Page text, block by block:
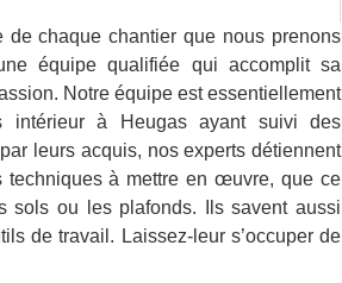
de chaque chantier que nous prenons
équipe qualifiée qui accomplit sa
Notre équipe est essentiellement
intérieur à Heugas ayant suivi des
leurs acquis, nos experts détiennent
techniques à mettre en œuvre, que ce
sols ou les plafonds. Ils savent aussi
de travail. Laissez-leur s’occuper de